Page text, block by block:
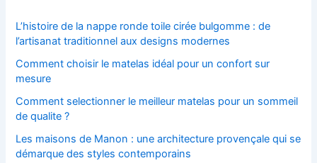
L’histoire de la nappe ronde toile cirée bulgomme : de
l’artisanat traditionnel aux designs modernes
Comment choisir le matelas idéal pour un confort sur
mesure
Comment selectionner le meilleur matelas pour un sommeil
de qualite ?
Les maisons de Manon : une architecture provençale qui se
démarque des styles contemporains